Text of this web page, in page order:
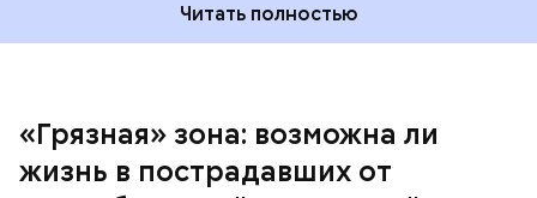
Читать полностью
«Грязная» зона: возможна ли
жизнь в пострадавших от
Так как расстояния большие, экскурсионные
группы преодолевают первые 15 километров на
автобусе. Проезжают вглубь леса, пробираясь по